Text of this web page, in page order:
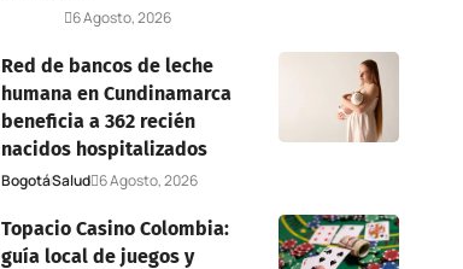
6 Agosto, 2026
Red de bancos de leche
humana en Cundinamarca
beneficia a 362 recién
nacidos hospitalizados
BogotáSalud 6 Agosto, 2026
Topacio Casino Colombia:
guía local de juegos y